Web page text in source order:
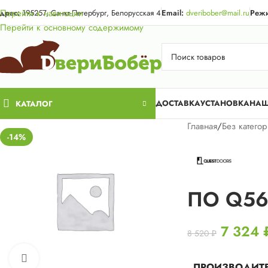
Перейти к навигации
Перейти к основному содержимому
Акция для
195257, Санкт-Петербург, Белорусская 4Email: dveribober@mail.ru
КАТАЛОГ ДОСТАВКАУСТАНОВКА
-14%
Главная/Без
ПО
8 520₽ 7 324